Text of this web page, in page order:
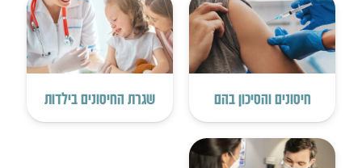
חיסונים והסיכון בהם שגרת החיסונים בילדות